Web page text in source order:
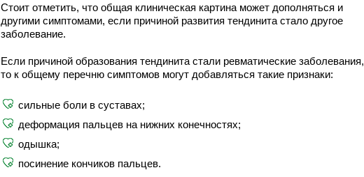
Стоит отметить, что общая клиническая картина может дополняться и
другими симптомами, если причиной развития тендинита стало другое
заболевание.
Если причиной образования тендинита стали ревматические заболевания,
то к общему перечню симптомов могут добавляться такие признаки:
сильные боли в суставах;
деформация пальцев на нижних конечностях;
одышка;
посинение кончиков пальцев.